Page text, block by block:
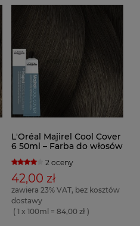
L'Oréal Majirel Cool Cover
6 50ml – Farba do włosów
2 oceny
42,00 zł
zawiera 23% VAT, bez kosztów
dostawy
( 1 x 100ml = 84,00 zł )